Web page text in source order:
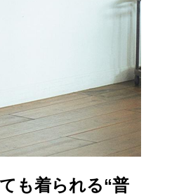
も着られる“普